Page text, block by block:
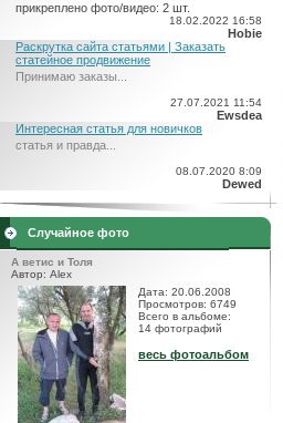
прикреплено фото/видео: 2 шт.
18.02.2022 16:58
Hobie
Раскрутка сайта статьями | Заказать
статейное продвижение
Принимаю заказы...
27.07.2021 11:54
Ewsdea
Интересная статья для новичков
статья и правда...
08.07.2020 8:09
Dewed
Случайное фото
А ветис и Толя
Автор: Alex
Дата: 20.06.2008
Просмотров: 6749
Всего в альбоме:
14 фотографий
весь фотоальбом